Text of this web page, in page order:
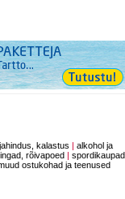
jahindus, kalastus |alkohol ja
rõivapoed |spordikaupad
ostukohad ja teenused